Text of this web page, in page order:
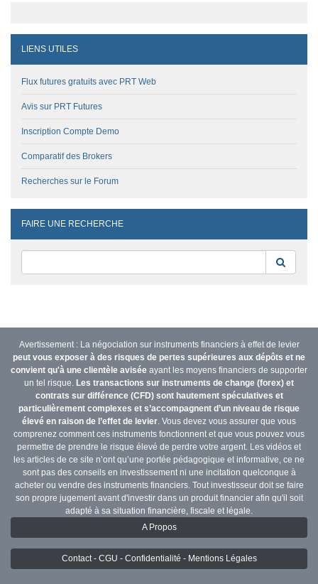
LIENS UTILES
Flux futures gratuits avec PRT Web
Avis sur PRT Futures
Inscription Compte Demo
Comparatif des Brokers
Recherches sur le Forum
FAIRE UNE RECHERCHE
Avertissement : La négociation sur instruments financiers à effet de levier
peut vous exposer à des risques de pertes supérieures aux dépôts et ne
convient qu'à une clientèle avisée ayant les moyens financiers de supporter
un tel risque. Les transactions sur instruments de change (forex) et
contrats sur différence (CFD) sont hautement spéculatives et
particulièrement complexes et s’accompagnent d’un niveau de risque
élevé en raison de l’effet de levier. Vous devez vous assurer que vous
comprenez comment ces instruments fonctionnent et que vous pouvez vous
permettre de prendre le risque élevé de perdre votre argent. Les vidéos et
les articles de ce site n’ont qu’une portée pédagogique et informative, ce ne
sont pas des conseils en investissement ni une incitation quelconque à
acheter ou vendre des instruments financiers. Tout investisseur doit se faire
son propre jugement avant d'investir dans un produit financier afin qu'il soit
adapté à sa situation financière, fiscale et légale.
A Propos
Contact - CGU - Confidentialité - Mentions Légales